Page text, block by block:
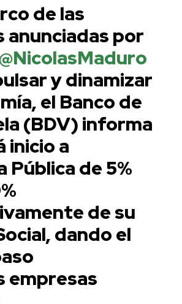
de las
anunciadas por
@NicolasMaduro
y dinamizar
el Banco de
(BDV) informa
inicio a
Pública de 5%
de su
dando el
empresas